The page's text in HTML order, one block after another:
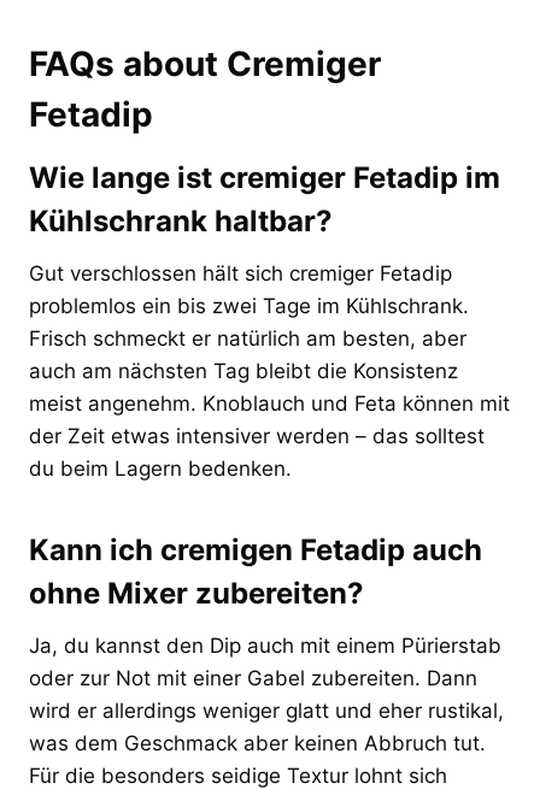
FAQs about Cremiger
Fetadip
Wie lange ist cremiger Fetadip im
Kühlschrank haltbar?
Gut verschlossen hält sich cremiger Fetadip
problemlos ein bis zwei Tage im Kühlschrank.
Frisch schmeckt er natürlich am besten, aber
auch am nächsten Tag bleibt die Konsistenz
meist angenehm. Knoblauch und Feta können mit
der Zeit etwas intensiver werden – das solltest
du beim Lagern bedenken.
Kann ich cremigen Fetadip auch
ohne Mixer zubereiten?
Ja, du kannst den Dip auch mit einem Pürierstab
oder zur Not mit einer Gabel zubereiten. Dann
wird er allerdings weniger glatt und eher rustikal,
was dem Geschmack aber keinen Abbruch tut.
Für die besonders seidige Textur lohnt sich